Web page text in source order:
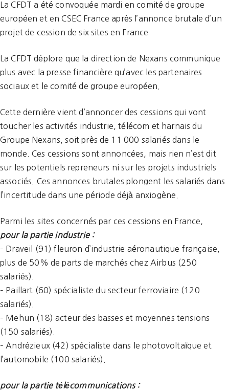
La CFDT a été convoquée mardi en comité de groupe
européen et en CSEC France après l’annonce brutale d’un
projet de cession de six sites en France
La CFDT déplore que la direction de Nexans communique
plus avec la presse financière qu’avec les partenaires
sociaux et le comité de groupe européen.
Cette dernière vient d’annoncer des cessions qui vont
toucher les activités industrie, télécom et harnais du
Groupe Nexans, soit près de 11 000 salariés dans le
monde. Ces cessions sont annoncées, mais rien n’est dit
sur les potentiels repreneurs ni sur les projets industriels
associés. Ces annonces brutales plongent les salariés dans
l’incertitude dans une période déjà anxiogène.
Parmi les sites concernés par ces cessions en France,
pour la partie industrie :
– Draveil (91) fleuron d’industrie aéronautique française,
plus de 50% de parts de marchés chez Airbus (250
salariés).
– Paillart (60) spécialiste du secteur ferroviaire (120
salariés).
– Mehun (18) acteur des basses et moyennes tensions
(150 salariés).
– Andrézieux (42) spécialiste dans le photovoltaïque et
l’automobile (100 salariés).
pour la partie télécommunications :